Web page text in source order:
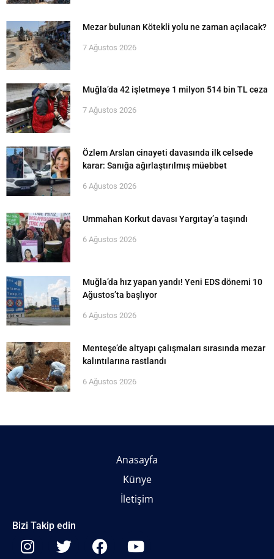
Mezar bulunan Kötekli yolu ne zaman açılacak?
7 Ağustos 2026
Muğla’da 42 işletmeye 1 milyon 514 bin TL ceza
7 Ağustos 2026
Özlem Arslan cinayeti davasında ilk celsede
karar: Sanığa ağırlaştırılmış müebbet
6 Ağustos 2026
Ummahan Korkut davası Yargıtay’a taşındı
6 Ağustos 2026
Muğla’da hız yapan yandı! Yeni EDS dönemi 10
Ağustos’ta başlıyor
6 Ağustos 2026
Menteşe’de altyapı çalışmaları sırasında mezar
kalıntılarına rastlandı
6 Ağustos 2026
Anasayfa
Künye
İletişim
Bizi Takip edin